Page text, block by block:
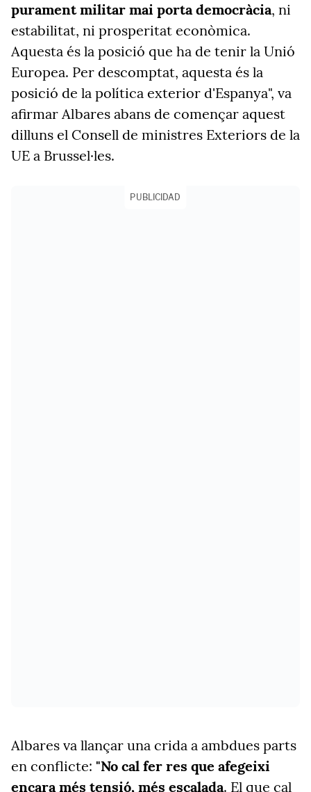
purament militar mai porta democràcia, ni
estabilitat, ni prosperitat econòmica.
Aquesta és la posició que ha de tenir la Unió
Europea. Per descomptat, aquesta és la
posició de la política exterior d'Espanya", va
afirmar Albares abans de començar aquest
dilluns el Consell de ministres Exteriors de la
UE a Brussel·les.
PUBLICIDAD
Albares va llançar una crida a ambdues parts
en conflicte: "No cal fer res que afegeixi
encara més tensió, més escalada. El que cal